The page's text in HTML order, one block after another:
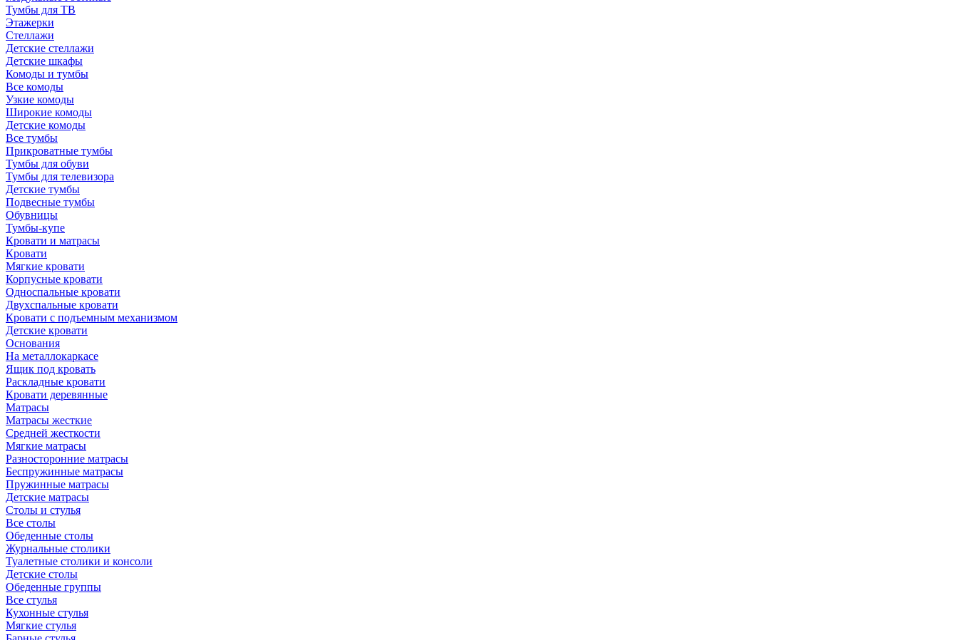
Тумбы для ТВ
Этажерки
Стеллажи
Детские стеллажи
Детские шкафы
Комоды и тумбы
Все комоды
Узкие комоды
Широкие комоды
Детские комоды
Все тумбы
Прикроватные тумбы
Тумбы для обуви
Тумбы для телевизора
Детские тумбы
Подвесные тумбы
Обувницы
Тумбы-купе
Кровати и матрасы
Кровати
Мягкие кровати
Корпусные кровати
Односпальные кровати
Двухспальные кровати
Кровати с подъемным механизмом
Детские кровати
Основания
На металлокаркасе
Ящик под кровать
Раскладные кровати
Кровати деревянные
Матрасы
Матрасы жесткие
Средней жесткости
Мягкие матрасы
Разносторонние матрасы
Беспружинные матрасы
Пружинные матрасы
Детские матрасы
Столы и стулья
Все столы
Обеденные столы
Журнальные столики
Туалетные столики и консоли
Детские столы
Обеденные группы
Все стулья
Кухонные стулья
Мягкие стулья